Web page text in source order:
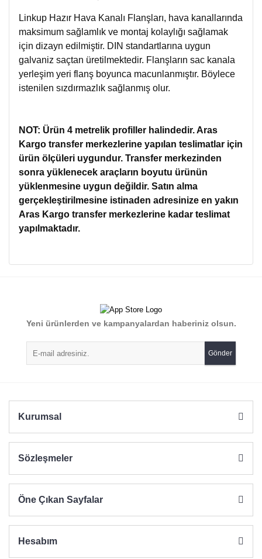
Linkup Hazır Hava Kanalı Flanşları, hava kanallarında
maksimum sağlamlık ve montaj kolaylığı sağlamak
için dizayn edilmiştir. DIN standartlarına uygun
galvaniz saçtan üretilmektedir. Flanşların sac kanala
yerleşim yeri flanş boyunca macunlanmıştır. Böylece
istenilen sızdırmazlık sağlanmış olur.
NOT: Ürün 4 metrelik profiller halindedir. Aras
Kargo transfer merkezlerine yapılan teslimatlar için
ürün ölçüleri uygundur. Transfer merkezinden
sonra yüklenecek araçların boyutu ürünün
yüklenmesine uygun değildir. Satın alma
gerçekleştirilmesine istinaden adresinize en yakın
Aras Kargo transfer merkezlerine kadar teslimat
yapılmaktadır.
Yorum Yaz
Ürün resmi kalitesiz, bozuk veya görüntülenemiyor.
Ürün açıklamasında eksik bilgiler bulunuyor.
Ürün bilgilerinde hatalar bulunuyor.
Yeni ürünlerden ve kampanyalardan haberiniz olsun.
Gönder
Kurumsal
Sözleşmeler
Öne Çıkan Sayfalar
Hesabım